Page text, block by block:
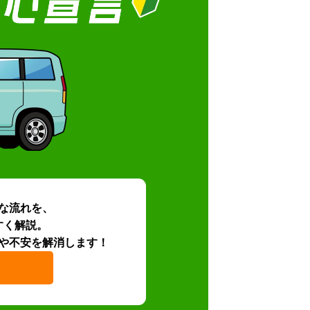
流れを、
解説。
不安を解消します！